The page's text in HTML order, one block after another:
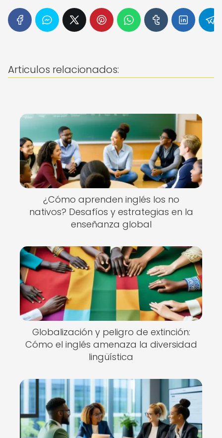
Articulos relacionados:
¿Cómo aprenden inglés los no
nativos? Desafíos y estrategias en la
enseñanza global
Globalización y peligro de extinción:
Cómo el inglés amenaza la diversidad
lingüística